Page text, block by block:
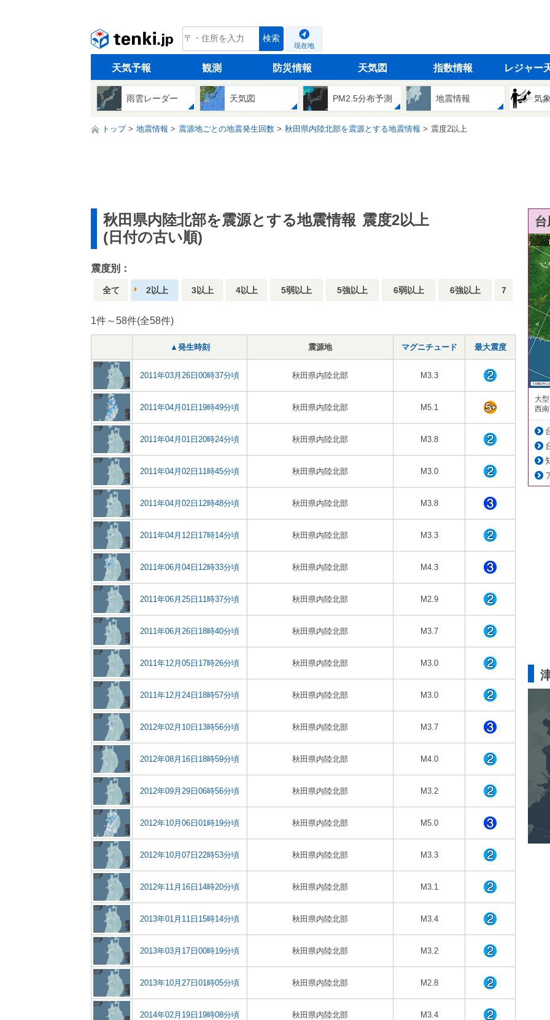
tenki.jp 検索
現在地
天気予報 観測 防災情報 天気図 指数情報 レジャー
雨雲レーダー 天気図 PM2.5分布予測 地震情報 気
トップ 地震情報 震源地ごとの地震発生回数 秋田県内陸北部を震源とする地震情報 震度2以上
秋田県内陸北部を震源とする地震情報 震度2以上
(日付の古い順)
震度別：
全て 2以上 3以上 4以上 5弱以上 5強以上 6弱以上 6強以上 7
1件～58件(全58件)
▲発生時刻 震源地 マグニチュード 最大震度
2011年03月26日00時37分頃 秋田県内陸北部 M3.3
2011年04月01日19時49分頃 秋田県内陸北部 M5.1
2011年04月01日20時24分頃 秋田県内陸北部 M3.8
2011年04月02日11時45分頃 秋田県内陸北部 M3.0
2011年04月02日12時48分頃 秋田県内陸北部 M3.8
2011年04月12日17時14分頃 秋田県内陸北部 M3.3
2011年06月04日12時33分頃 秋田県内陸北部 M4.3
2011年06月25日11時37分頃 秋田県内陸北部 M2.9
2011年06月26日18時40分頃 秋田県内陸北部 M3.7
2011年12月05日17時26分頃 秋田県内陸北部 M3.0
2011年12月24日18時57分頃 秋田県内陸北部 M3.0
2012年02月10日13時56分頃 秋田県内陸北部 M3.7
2012年08月16日18時59分頃 秋田県内陸北部 M4.0
2012年09月29日06時56分頃 秋田県内陸北部 M3.2
2012年10月06日01時19分頃 秋田県内陸北部 M5.0
2012年10月07日22時53分頃 秋田県内陸北部 M3.3
2012年11月16日14時20分頃 秋田県内陸北部 M3.1
2013年01月11日15時14分頃 秋田県内陸北部 M3.4
2013年03月17日00時19分頃 秋田県内陸北部 M3.2
2013年10月27日01時05分頃 秋田県内陸北部 M2.8
2014年02月19日19時08分頃 秋田県内陸北部 M3.4
大
西